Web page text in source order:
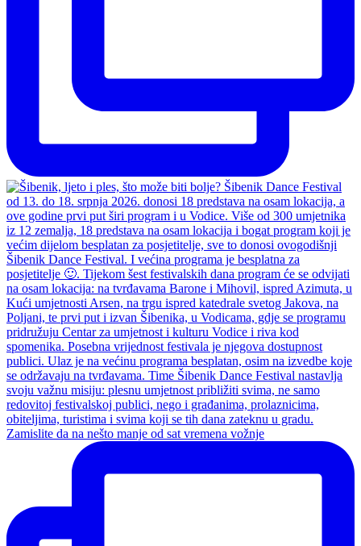
Zamislite da na nešto manje od sat vremena vožnje